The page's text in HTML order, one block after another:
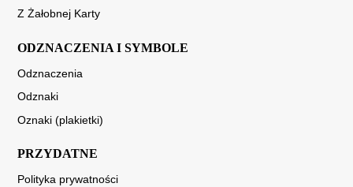
Z Żałobnej Karty
ODZNACZENIA I SYMBOLE
Odznaczenia
Odznaki
Oznaki (plakietki)
PRZYDATNE
Polityka prywatności